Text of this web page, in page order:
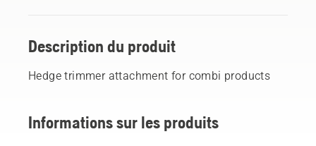
Description du produit
Hedge trimmer attachment for combi products
Informations sur les produits